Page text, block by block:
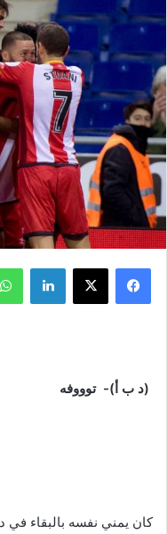
فيسبوك ‫X
(د ب أ)- توووفه
كان يمني نفسه بالبقاء